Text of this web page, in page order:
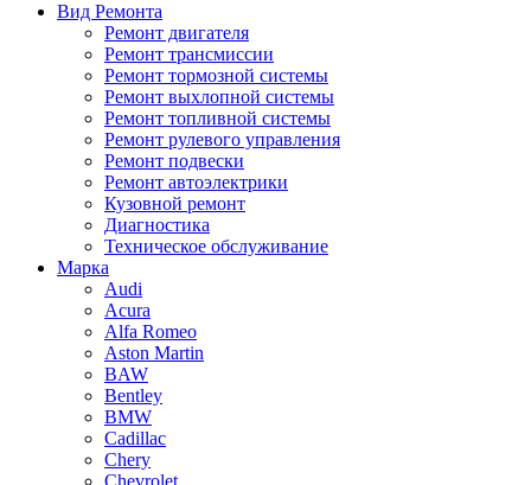
Вид Ремонта
Ремонт двигателя
Ремонт трансмиссии
Ремонт тормозной системы
Ремонт выхлопной системы
Ремонт топливной системы
Ремонт рулевого управления
Ремонт подвески
Ремонт автоэлектрики
Кузовной ремонт
Диагностика
Техническое обслуживание
Марка
Audi
Acura
Alfa Romeo
Aston Martin
BAW
Bentley
BMW
Cadillac
Chery
Chevrolet